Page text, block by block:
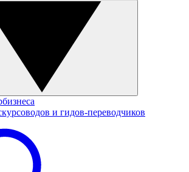
и гидов-переводчиков